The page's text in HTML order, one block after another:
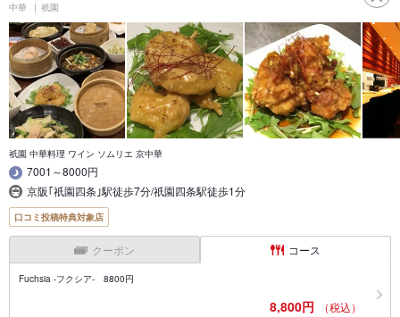
中華 祇園
祇園 中華料理 ワイン ソムリエ 京中華
7001～8000円
京阪｢祇園四条｣駅徒歩7分/祇園四条駅徒歩1分
口コミ投稿特典対象店
クーポン コース
Fuchsia -フクシア- 8800円
8,800円 （税込）